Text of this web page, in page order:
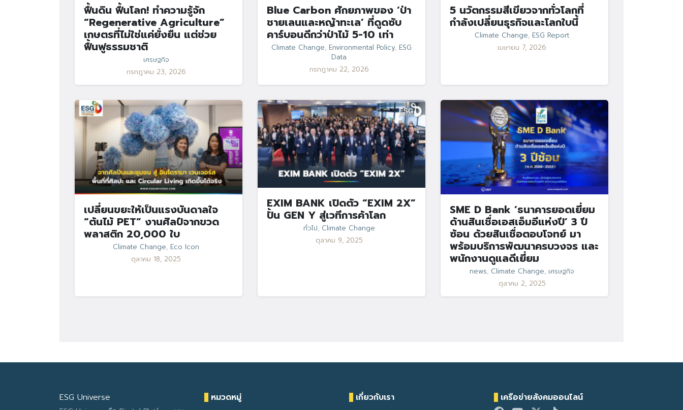
ฟื้นดิน ฟื้นโลก! ทำความรู้จัก
“Regenerative Agriculture”
เกษตรที่ไม่ใช่แค่ยั่งยืน แต่ช่วย
ฟื้นฟูธรรมชาติ
เศรษฐกิจ
กรกฎาคม 23, 2026
Blue Carbon ศักยภาพของ ‘ป่า
ชายเลนและหญ้าทะเล’ ที่ดูดซับ
คาร์บอนดีกว่าป่าไม้ 5-10 เท่า
Climate Change, Environmental Policy, ESG
Data
กรกฎาคม 22, 2026
5 นวัตกรรมสีเขียวจากทั่วโลกที่
กำลังเปลี่ยนธุรกิจและโลกใบนี้
Climate Change, ESG Report
เมษายน 7, 2026
เปลี่ยนขยะให้เป็นแรงบันดาลใจ
“ต้นไม้ PET” งานศิลป์จากขวด
พลาสติก 20,000 ใบ
Climate Change, Eco Icon
ตุลาคม 18, 2025
EXIM BANK เปิดตัว “EXIM 2X”
ปั้น GEN Y สู่เวทีการค้าโลก
ทั่วไป, Climate Change
ตุลาคม 9, 2025
SME D Bank ‘ธนาคารยอดเยี่ยม
ด้านสินเชื่อเอสเอ็มอีแห่งปี’ 3 ปี
ซ้อน ด้วยสินเชื่อตอบโจทย์ มา
พร้อมบริการพัฒนาครบวงจร และ
พนักงานดูแลดีเยี่ยม
news, Climate Change, เศรษฐกิจ
ตุลาคม 2, 2025
ESG Universe หมวดหมู่ เกี่ยวกับเรา เครือข่ายสังคมออนไลน์